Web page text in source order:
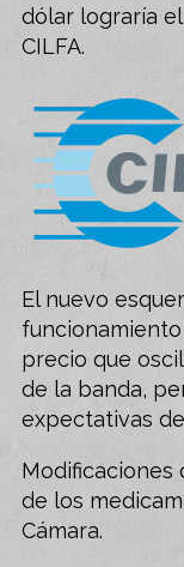
dólar lograría
CILFA.
El nuevo
precio que
de la banda,
expectativas
Modificaciones
de los
Cámara.